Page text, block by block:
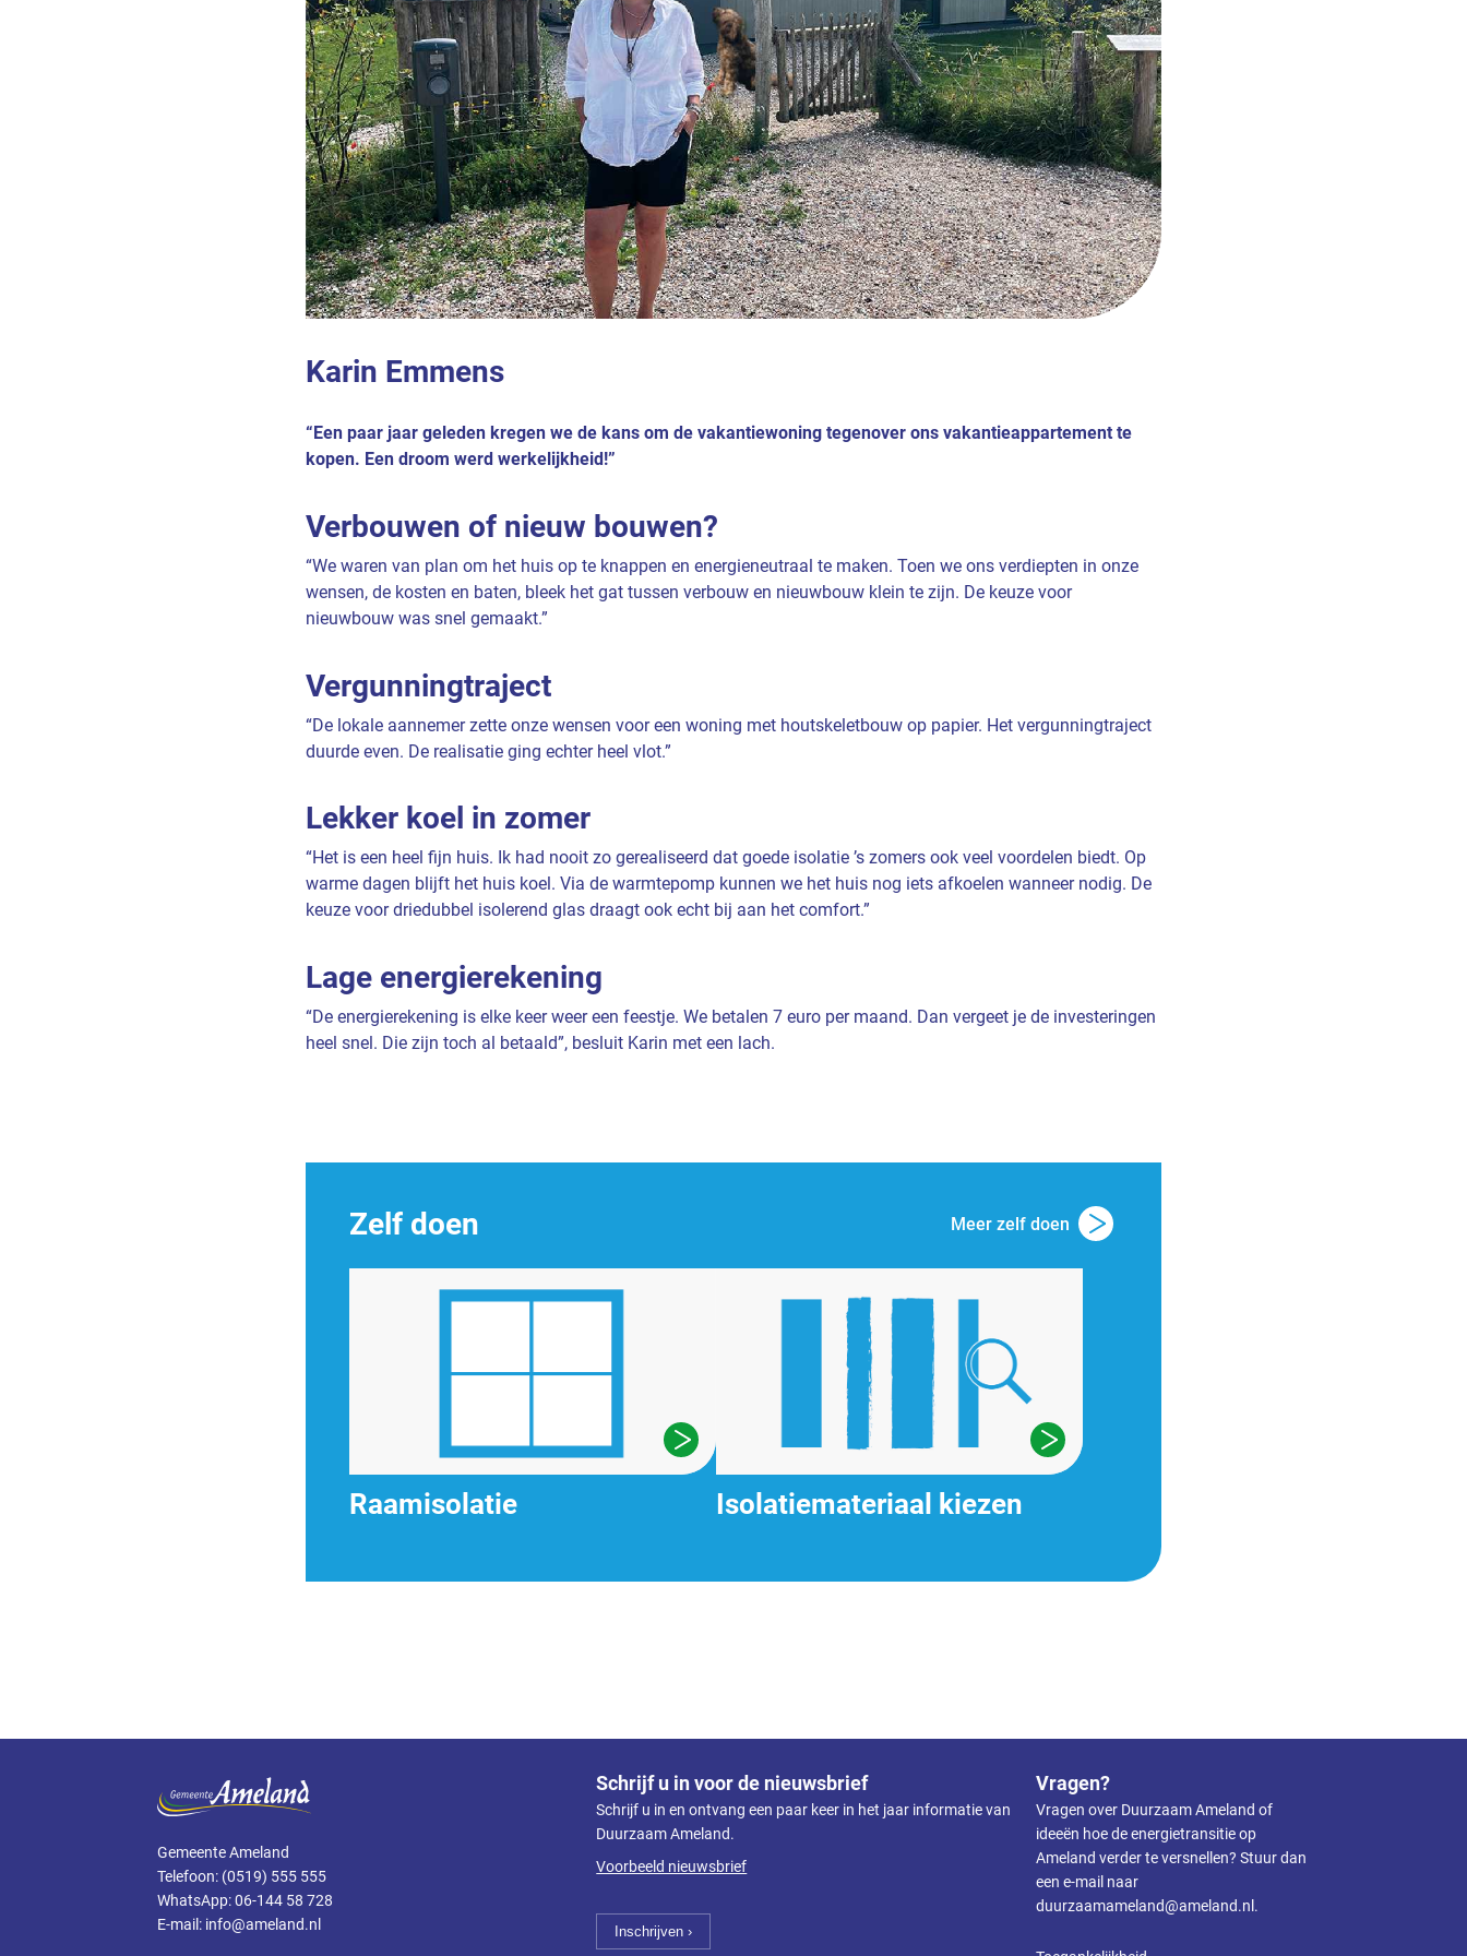
Karin Emmens
“Een paar jaar geleden kregen we de kans om de vakantiewoning tegenover ons vakantieappartement te
kopen. Een droom werd werkelijkheid!”
Verbouwen of nieuw bouwen?
“We waren van plan om het huis op te knappen en energieneutraal te maken. Toen we ons verdiepten in onze
wensen, de kosten en baten, bleek het gat tussen verbouw en nieuwbouw klein te zijn. De keuze voor
nieuwbouw was snel gemaakt.”
Vergunningtraject
“De lokale aannemer zette onze wensen voor een woning met houtskeletbouw op papier. Het vergunningtraject
duurde even. De realisatie ging echter heel vlot.”
Lekker koel in zomer
“Het is een heel fijn huis. Ik had nooit zo gerealiseerd dat goede isolatie ’s zomers ook veel voordelen biedt. Op
warme dagen blijft het huis koel. Via de warmtepomp kunnen we het huis nog iets afkoelen wanneer nodig. De
keuze voor driedubbel isolerend glas draagt ook echt bij aan het comfort.”
Lage energierekening
“De energierekening is elke keer weer een feestje. We betalen 7 euro per maand. Dan vergeet je de investeringen
heel snel. Die zijn toch al betaald”, besluit Karin met een lach.
Zelf doen Meer zelf doen
Raamisolatie Isolatiemateriaal kiezen
Gemeente Ameland
Telefoon: (0519) 555 555
WhatsApp: 06-144 58 728
E-mail: info@ameland.nl
Schrijf u in voor de nieuwsbrief
Schrijf u in en ontvang een paar keer in het jaar informatie van
Duurzaam Ameland.
Voorbeeld nieuwsbrief
Vragen?
Vragen over Duurzaam Ameland of
ideeën hoe de energietransitie op
Ameland verder te versnellen? Stuur dan
een e-mail naar
duurzaamameland@ameland.nl .